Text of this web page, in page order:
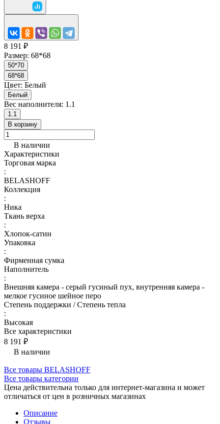
8 191 ₽
Размер: 68*68
50*70
68*68
Цвет: Белый
Белый
Вес наполнителя: 1.1
1.1
В корзину
В наличии
Характеристики
Торговая марка
:
BELASHOFF
Коллекция
:
Ника
Ткань верха
:
Хлопок-сатин
Упаковка
:
Фирменная сумка
Наполнитель
:
Внешняя камера - серый гусиный пух, внутренняя камера -
мелкое гусиное шейное перо
Степень поддержки / Степень тепла
:
Высокая
Все характеристики
8 191 ₽
В наличии
Все товары BELASHOFF
Все товары категории
Цена действительна только для интернет-магазина и может
отличаться от цен в розничных магазинах
Описание
Отзывы